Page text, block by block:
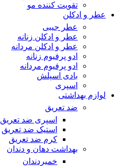
تقویت کننده مو
عطر و ادکلن
عطر جیبی
عطر و ادکلن زنانه
عطر و ادکلن مردانه
ادو پرفیوم زنانه
ادو پرفیوم مردانه
بادی اسپلش
اسپری
لوازم بهداشتی
ضد تعریق
اسپری ضد تعریق
استیک ضد تعریق
کرم ضد تعریق
بهداشت دهان و دندان
خمیردندان